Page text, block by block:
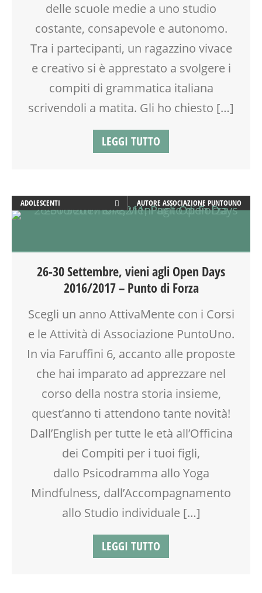
TEENAGER
TEMPO LIBERO
delle scuole medie a uno studio
costante, consapevole e autonomo.
Tra i partecipanti, un ragazzino vivace
e creativo si è apprestato a svolgere i
compiti di grammatica italiana
scrivendoli a matita. Gli ho chiesto […]
LEGGI TUTTO
ADOLESCENTI
ADULTI
CREATIVITÀ
DSA
EDUCATORE
ENGLISH
FORMAZIONE
GENITORE
INGLESE PER BAMBINI E RAGAZZI
LABORATORIO
NEO-MAMME
NONNI
AUTORE ASSOCIAZIONE PUNTOUNO
26-30 Settembre, vieni agli Open Days
2016/2017 – Punto di Forza
Scegli un anno AttivaMente con i Corsi
e le Attività di Associazione PuntoUno.
In via Faruffini 6, accanto alle proposte
che hai imparato ad apprezzare nel
corso della nostra storia insieme,
quest’anno ti attendono tante novità!
Dall’English per tutte le età all’Officina
dei Compiti per i tuoi figli,
dallo Psicodramma allo Yoga
Mindfulness, dall’Accompagnamento
allo Studio individuale […]
LEGGI TUTTO